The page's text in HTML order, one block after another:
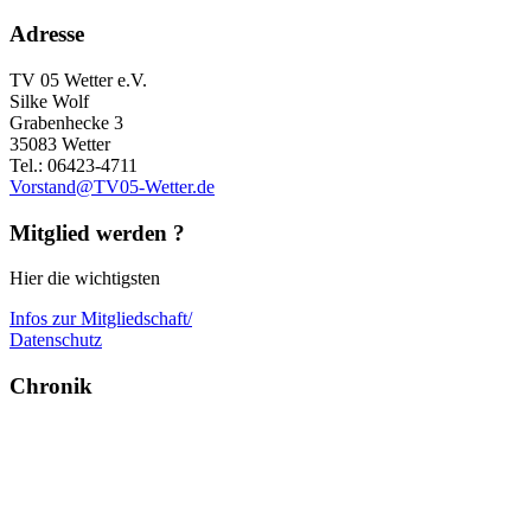
Adresse
TV 05 Wetter e.V.
Silke Wolf
Grabenhecke 3
35083 Wetter
Tel.: 06423-4711
Vorstand@TV05-Wetter.de
Mitglied werden ?
Hier die wichtigsten
Infos zur Mitgliedschaft/
Datenschutz
Chronik